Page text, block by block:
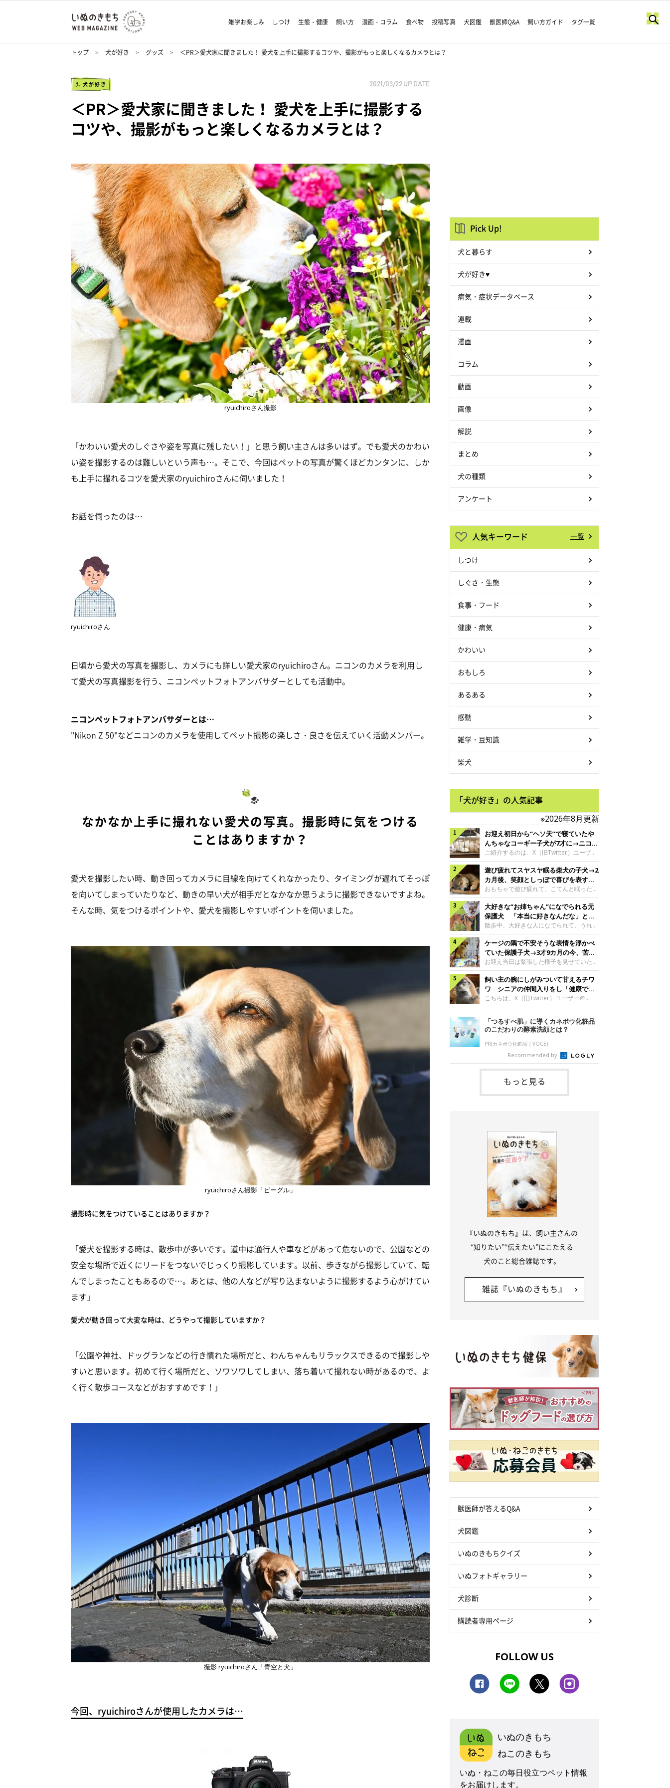
雑学お楽しみ しつけ 生態・健康 飼い方 漫画・コラム 食べ物 投稿写真 犬図鑑 獣医師Q&A 飼い方ガイド タグ一覧
トップ 犬が好き グッズ ＜PR＞愛犬家に聞きました！ 愛犬を上手に撮影するコツや、撮影がもっと楽しくなるカメラとは？
犬が好き 2021/03/22 UP DATE
＜PR＞愛犬家に聞きました！ 愛犬を上手に撮影する
コツや、撮影がもっと楽しくなるカメラとは？
ryuichiroさん撮影
「かわいい愛犬のしぐさや姿を写真に残したい！」と思う飼い主さんは多いはず。でも愛犬のかわい
い姿を撮影するのは難しいという声も…。そこで、今回はペットの写真が驚くほどカンタンに、しか
も上手に撮れるコツを愛犬家のryuichiroさんに伺いました！
お話を伺ったのは…
ryuichiroさん
日頃から愛犬の写真を撮影し、カメラにも詳しい愛犬家のryuichiroさん。ニコンのカメラを利用し
て愛犬の写真撮影を行う、ニコンペットフォトアンバサダーとしても活動中。
ニコンペットフォトアンバサダーとは…
"Nikon Z 50"などニコンのカメラを使用してペット撮影の楽しさ・良さを伝えていく活動メンバー。
なかなか上手に撮れない愛犬の写真。撮影時に気をつける
ことはありますか？
愛犬を撮影したい時、動き回ってカメラに目線を向けてくれなかったり、タイミングが遅れてそっぽ
を向いてしまっていたりなど、動きの早い犬が相手だとなかなか思うように撮影できないですよね。
そんな時、気をつけるポイントや、愛犬を撮影しやすいポイントを伺いました。
ryuichiroさん撮影「ビーグル」
撮影時に気をつけていることはありますか？
「愛犬を撮影する時は、散歩中が多いです。道中は通行人や車などがあって危ないので、公園などの
安全な場所で近くにリードをつないでじっくり撮影しています。以前、歩きながら撮影していて、転
んでしまったこともあるので…。あとは、他の人などが写り込まないように撮影するよう心がけてい
ます」
愛犬が動き回って大変な時は、どうやって撮影していますか？
「公園や神社、ドッグランなどの行き慣れた場所だと、わんちゃんもリラックスできるので撮影しや
すいと思います。初めて行く場所だと、ソワソワしてしまい、落ち着いて撮れない時があるので、よ
く行く散歩コースなどがおすすめです！」
撮影 ryuichiroさん「青空と犬」
今回、ryuichiroさんが使用したカメラは…
Pick Up!
犬と暮らす
犬が好き♥
病気・症状データベース
連載
漫画
コラム
動画
画像
解説
まとめ
犬の種類
アンケート
人気キーワード 一覧
しつけ
しぐさ・生態
食事・フード
健康・病気
かわいい
おもしろ
あるある
感動
雑学・豆知識
柴犬
「犬が好き」の人気記事
※2026年8月更新
お迎え初日から“ヘソ天”で寝ていたや
んちゃなコーギー子犬が7才に→ニコニ
コ“コーギースマイル”が魅力のコに成
長！
ご紹介するのは、X（旧Twitter）ユーザー
＠Kus1oKg2vsgdWS2さんの愛犬でウェル
シュ・コーギー・ペンブロークの神楽ちゃ
ん。今年の8月で7才になるという神楽ちゃ
んですが、いったいどんな子犬時代を過ご
したのでしょうか。今回は、神楽ちゃんの
成長を飼い主さんと振り返ります！神楽ち
ゃんの成長について聞いた！お迎えから数
日後の神楽ちゃん（撮影時生後2カ月）＠
Kus1oKg2vsgdWS2――お迎え当初の神楽
ちゃんの様子について教えてください。飼
い主さん： 「お迎え当日から“ヘソ天”で寝
るようなコでし
遊び疲れてスヤスヤ眠る柴犬の子犬→2
カ月後、笑顔としっぽで喜びを表すコ
に成長！
おもちゃで遊び疲れて、こてんと眠った子
犬。あれから2カ月、表情や行動にさまざ
まな変化が見られるようになりました。遊
び疲れて眠る生後2カ月のなっちゃん遊び
疲れた様子のなっちゃん。@Pkndg_紹介
するのは、X（旧Twitter）ユーザー
@Pkndg_さんの愛犬・なっちゃん（取材
時、生後4カ月／柴犬）。こちらの写真
は、なっちゃんが生後2カ月のころに撮影
された一枚です。この日、なっちゃんは家
族と一緒におもちゃで遊んでいました。た
くさん遊んで疲れたのか、その後は眠り始
めたそうです。眠るなっちゃん。
@Pkndg_
大好きな“お姉ちゃん”になでられる元
保護犬 「本当に好きなんだな」と感
じる表情にほっこり
散歩中、大好きな人になでられて、うれし
そうな表情を見せる元保護犬。甘えるよう
な姿に、見ているこちらまでほっこりしま
す。大好きな“お姉ちゃん”に甘える小次郎
くん妹さんになでてもらい、うれしそうな
表情を見せる小次郎くん（2026年6月撮
影）。@mika_Jimmy紹介するのは、X（旧
Twitter）ユーザー@mika_Jimmyさんの愛
犬・小次郎くん（撮影時5才）。こちら
は、飼い主さんの妹さんと一緒に散歩をし
日、飼い主さんは実家から自宅へ帰る途
中、妹さんと公園で待ち合わせ
ケージの隅で不安そうな表情を浮かべ
ていた保護子犬→3才9カ月の今、苦手
を克服し頼もしいコに成長！
お迎え当日は緊張した様子を見せていた元
野犬の保護子犬。あれから約3年半、苦手
だったことを一つひとつ克服し、家族に寄
り添う姿を見せています。お迎え当日、ケ
ージの隅で不安そうにお迎え当日のシルビ
アちゃん。@nemonemotos今回紹介する
のは、X（旧Twitter）ユーザー
@nemonemotosさんの愛犬・シルビアち
ゃん（撮影当時、生後推定2カ月）。飼い
主さんが「#最初に撮った一枚」として投
稿した写真には、ケージの隅で不安そうな
表情を浮かべるシルビアちゃんの姿が写っ
ていました。こちらは、保護犬だったシル
飼い主の腕にしがみついて甘えるチワ
ワ シニアの仲間入りをし「健康で穏
やかな暮らしが続いてほしい」と願う
こちらは、X（旧Twitter）ユーザー＠
kotubusuke617さんが投稿した写真。写
っているのは、愛犬でチワワのつぶしゃん
（本名：こつぶちゃん）です。飼い主さん
の腕にしがみつくつぶしゃん（撮影時6
才）＠kotubusuke617撮影当時の状況に
ついて伺うと、飼い主さんはこう教えてく
れました。飼い主さん： 「ある休日のこ
とです。私がソファに座った途端にひざの
上にのってきたので、そのままなでながら
テレビを見ていたのですが、微動だにしな
いので気になって見てみると、腕にしがみ
「つるすべ肌」に導くカネボウ化粧品
のこだわりの酵素洗顔とは？
PR(カネボウ化粧品｜VOCE)
Recommended by
もっと見る
『いぬのきもち』は、飼い主さんの
“知りたい”“伝えたい”にこたえる
犬のこと総合雑誌です。
雑誌『いぬのきもち』
獣医師が答えるQ&A
犬図鑑
いぬのきもちクイズ
いぬフォトギャラリー
犬診断
購読者専用ページ
FOLLOW US
いぬのきもち
ねこのきもち
いぬ・ねこの毎日役立つペット情報
をお届けします。